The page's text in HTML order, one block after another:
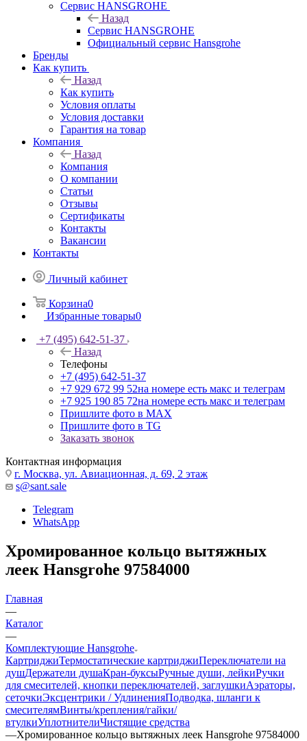
Сервис HANSGROHE
Назад
Сервис HANSGROHE
Официальный сервис Hansgrohe
Бренды
Как купить
Назад
Как купить
Условия оплаты
Условия доставки
Гарантия на товар
Компания
Назад
Компания
О компании
Статьи
Отзывы
Сертификаты
Контакты
Вакансии
Контакты
Личный кабинет
Корзина0
Избранные товары0
+7 (495) 642-51-37
Назад
Телефоны
+7 (495) 642-51-37
+7 929 672 99 52на номере есть макс и телеграм
+7 925 190 85 72на номере есть макс и телеграм
Пришлите фото в MAX
Пришлите фото в TG
Заказать звонок
Контактная информация
г. Москва, ул. Авиационная, д. 69, 2 этаж
s@sant.sale
Telegram
WhatsApp
Хромированное кольцо вытяжных
леек Hansgrohe 97584000
Главная
—
Каталог
—
Комплектующие Hansgrohe
КартриджиТермостатические картриджиПереключатели на
душДержатели душаКран-буксыРучные души, лейкиРучки
для смесителей, кнопки переключателей, заглушкиАэраторы,
сеточкиЭксцентрики / УдлиненияПодводка, шланги к
смесителямВинты/крепления/гайки/
втулкиУплотнителиЧистящие средства
—Хромированное кольцо вытяжных леек Hansgrohe 97584000